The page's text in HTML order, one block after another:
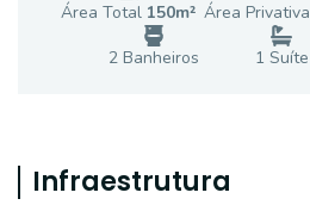
Área Total 150m² Área Privativa
2 Banheiros 1 Suíte
Infraestrutura